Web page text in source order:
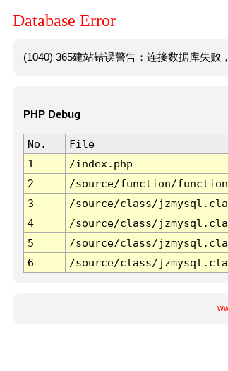
Database Error
(1040) 365建站错误警告：连接数据库失败
PHP Debug
No. File
1
/index.php
2
/source/function/
3
/source/class/
4
/source/class/
5
/source/class/
6
/source/class/